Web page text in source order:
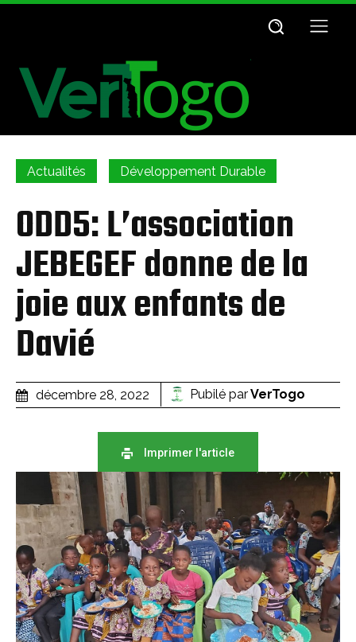
Actualités Développement Durable
ODD5: L’association
JEBEGEF donne de la
joie aux enfants de
Davié
décembre 28, 2022 Pubilé parVerTogo
Imprimer l'article